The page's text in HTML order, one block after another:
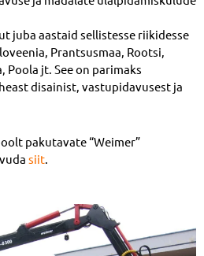
juba aastaid sellistesse riikidesse
Prantsusmaa, Rootsi,
Poola jt. See on parimaks
disainist, vastupidavusest ja
pakutavate “Weimer”
siit